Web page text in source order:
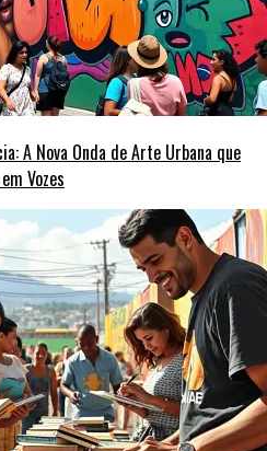
A Nova Onda de Arte Urbana que
Vozes